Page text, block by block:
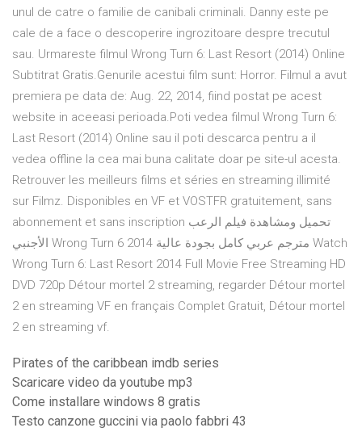
unul de catre o familie de canibali criminali. Danny este pe
cale de a face o descoperire ingrozitoare despre trecutul
sau. Urmareste filmul Wrong Turn 6: Last Resort (2014) Online
Subtitrat Gratis.Genurile acestui film sunt: Horror. Filmul a avut
premiera pe data de: Aug. 22, 2014, fiind postat pe acest
website in aceeasi perioada.Poti vedea filmul Wrong Turn 6:
Last Resort (2014) Online sau il poti descarca pentru a il
vedea offline la cea mai buna calitate doar pe site-ul acesta.
Retrouver les meilleurs films et séries en streaming illimité
sur Filmz. Disponibles en VF et VOSTFR gratuitement, sans
abonnement et sans inscription تحميل ومشاهدة فيلم الرعب
الأجنبي Wrong Turn 6 2014 مترجم عربي كامل بجودة عالية Watch
Wrong Turn 6: Last Resort 2014 Full Movie Free Streaming HD
DVD 720p Détour mortel 2 streaming, regarder Détour mortel
2 en streaming VF en français Complet Gratuit, Détour mortel
2 en streaming vf.
Pirates of the caribbean imdb series
Scaricare video da youtube mp3
Come installare windows 8 gratis
Testo canzone guccini via paolo fabbri 43